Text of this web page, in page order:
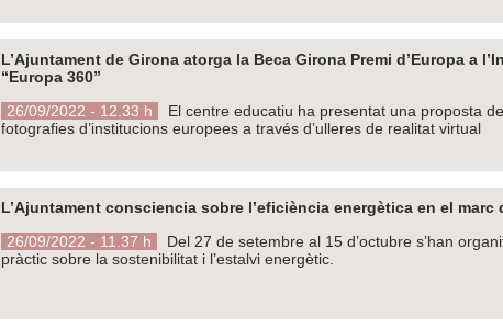
L’Ajuntament de Girona atorga la Beca Girona Premi d’Europa a
“Europa 360”
26/09/2022 - 12.33 h
El centre educatiu ha presentat una proposta
fotografies d’institucions europees a través d’ulleres de realitat virtual
L’Ajuntament consciencia sobre l’eficiència energètica en el marc
26/09/2022 - 11.37 h
Del 27 de setembre al 15 d’octubre s’han
pràctic sobre la sostenibilitat i l’estalvi energètic.